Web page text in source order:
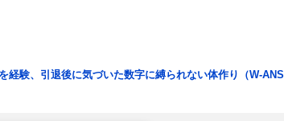
験、引退後に気づいた数字に縛られない体作り（W-ANS